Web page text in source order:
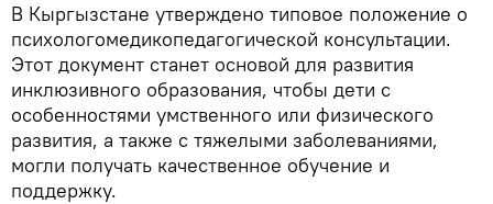
В Кыргызстане утверждено типовое положение о
психологомедикопедагогической консультации.
Этот документ станет основой для развития
инклюзивного образования, чтобы дети с
особенностями умственного или физического
развития, а также с тяжелыми заболеваниями,
могли получать качественное обучение и
поддержку.